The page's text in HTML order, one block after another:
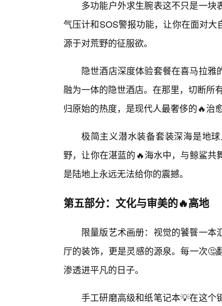
多功能户外求生腕表这不只是一
气压计和SOS警报功能，让你在面对
源于对荒野的征服欲。
隐世酒店深度体验套餐在喜马拉
融为一体的隐世酒店。在那里，切断所
归原始的热度，是现代人最奢侈的🔥治
极简主义潜水装备套装深海是地
野，让你在湛蓝的🔥海水中，与鲸鲨
是陆地上永远无法给你的震撼。
第五部分：文化与审美的🔥高地
限量版艺术画册：视觉的饕餮一
厅的装饰，更是灵感的源泉。每一次
渗透进平凡的日子。
手工研磨高级和纸笔记本💡在这个